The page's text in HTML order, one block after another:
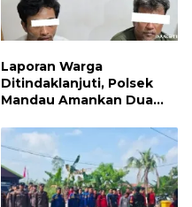
Laporan Warga
Ditindaklanjuti, Polsek
Mandau Amankan Dua
Paket Sabu